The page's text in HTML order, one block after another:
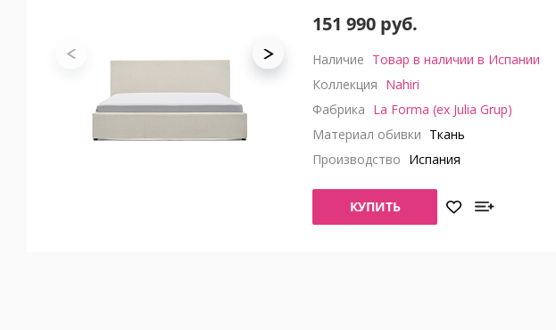
151 990 руб.
Наличие Товар в наличии в Испании
Коллекция Nahiri
Фабрика La Forma (ex Julia Grup)
Материал обивки Ткань
Производство Испания
КУПИТЬ